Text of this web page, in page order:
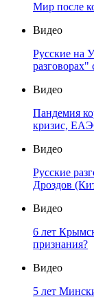
Мир после
Видео
Русские на
Видео
Пандемия
кризис,
Видео
Русские
Дроздов
Видео
6 лет
признания?
Видео
5 лет